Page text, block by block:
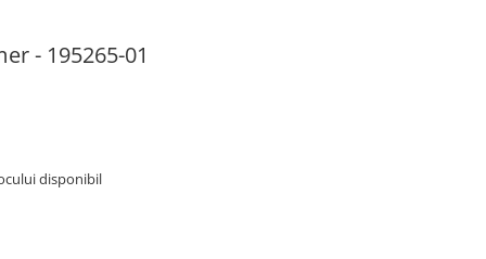
- 195265-01
disponibil